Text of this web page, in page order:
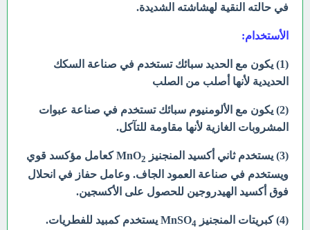
في حالته النقية لهشاشته الشديدة.
الأستخدام:
(1) يكون مع الحديد سبائك تستخدم في صناعة السكك
الحديدية لأنها أصلب من الصلب
(2) يكون مع الألومنيوم سبائك تستخدم في صناعة عبوات
المشروبات الغازية لأنها مقاومة للتآكل.
(3) يستخدم ثاني أكسيد المنجنيز MnO 2
كعامل مؤكسد قوي
ويستخدم في صناعة العمود الجاف. وعامل حفاز في انحلال
فوق أكسيد الهيدروجين للحصول على الأكسجين.
(4) كبريتات المنجنيز MnSO 4 يستخدم كمبيد للفطريات.